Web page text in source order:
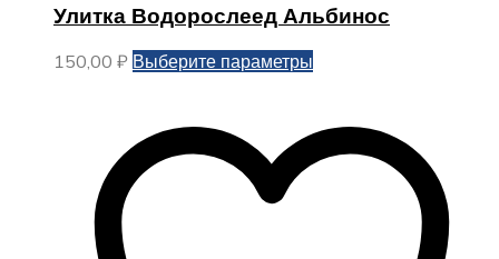
Улитка Водорослеед Альбинос
150,00 ₽ Выберите параметры
несколько
вариаций.
Опции